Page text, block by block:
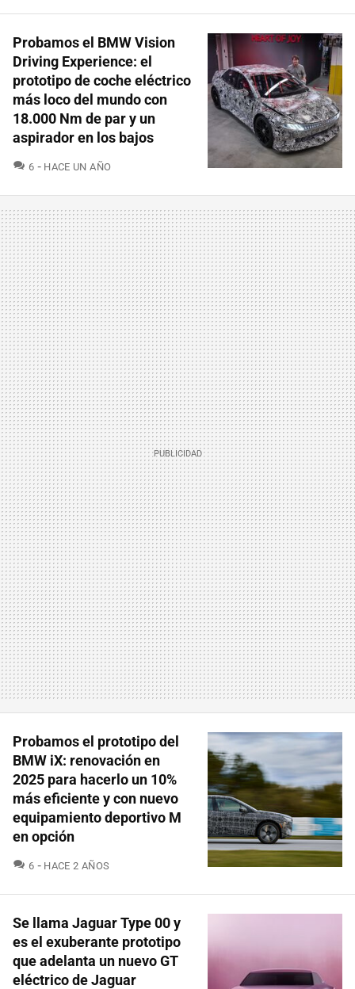
Probamos el BMW Vision
Driving Experience: el
prototipo de coche eléctrico
más loco del mundo con
18.000 Nm de par y un
aspirador en los bajos
6 COMENTARIOS
HACE UN AÑO
Probamos el prototipo del
BMW iX: renovación en
2025 para hacerlo un 10%
más eficiente y con nuevo
equipamiento deportivo M
en opción
6 COMENTARIOS
HACE 2 AÑOS
Se llama Jaguar Type 00 y
es el exuberante prototipo
que adelanta un nuevo GT
eléctrico de Jaguar